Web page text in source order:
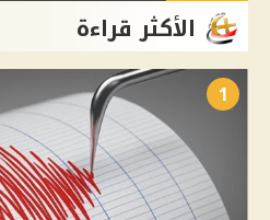
الأكثر قراءة
1